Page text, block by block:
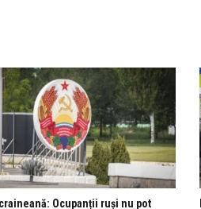
Ocupanții ruși nu pot